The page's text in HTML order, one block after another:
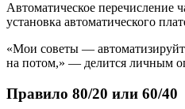
Автоматическое перечисление
установка автоматического
«Мои советы —
на потом,» — делится личным
Правило 80/20 или 60/40